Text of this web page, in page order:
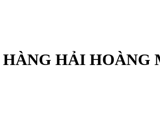
HÀNG HẢI HOÀNG